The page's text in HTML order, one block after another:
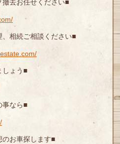
去お任せください■
相続ご相談ください■
しょう■
事なら■
のお車探します■